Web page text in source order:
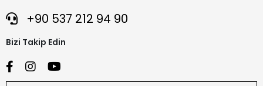
+90 537 212 94 90
Bizi Takip Edin